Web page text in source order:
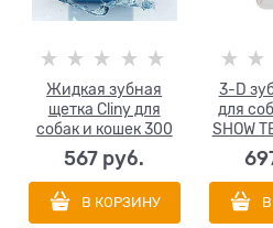
Жидкая зубная
щетка Cliny для
собак и кошек 300
мл
567 руб.
В КОРЗИНУ
3-D
для
SHOW